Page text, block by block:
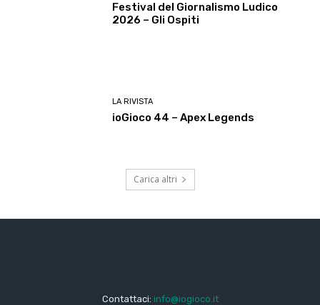
Festival del Giornalismo Ludico
2026 – Gli Ospiti
LA RIVISTA
ioGioco 44 – Apex Legends
Carica altri
Contattaci: info@iogioco.it